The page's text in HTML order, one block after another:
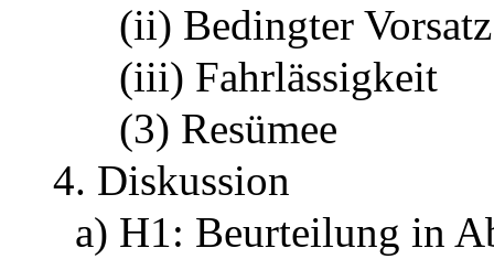
(ii) Bedingter Vorsatz
(iii) Fahrlässigkeit
(3) Resümee
4. Diskussion
a) H1: Beurteilung in